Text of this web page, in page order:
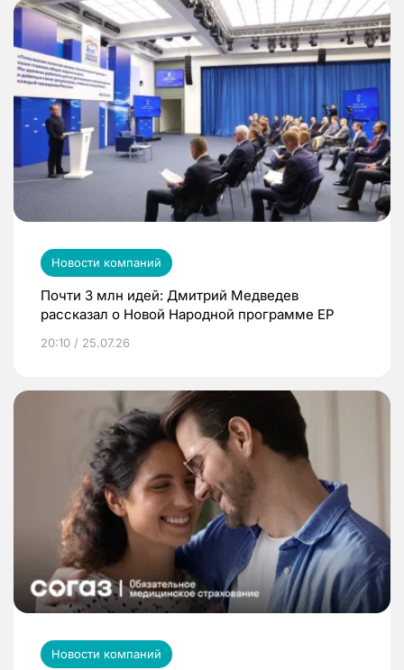
Новости компаний
Почти 3 млн идей: Дмитрий Медведев
рассказал о Новой Народной программе ЕР
20:10 / 25.07.26
Новости компаний